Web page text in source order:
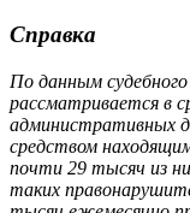
Справка
По данным
рассматривается в
административных
средством
почти 29 тысяч из
таких